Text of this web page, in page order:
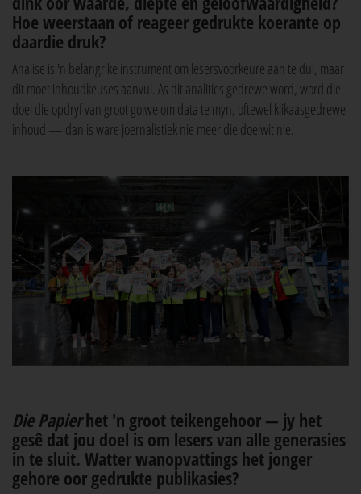
Hoe weerstaan of reageer gedrukte koerante op
daardie druk?
Analise is 'n belangrike instrument om lesersvoorkeure aan te dui, maar
dit moet inhoudkeuses aanvul. As dit analities gedrewe word, word die
doel die opdryf van groot golwe om data te myn, oftewel klikaasgedrewe
inhoud — dan is ware joernalistiek nie meer die doelwit nie.
Die Papierhet 'n groot teikengehoor — jy het
gesê dat jou doel is om lesers van alle generasies
in te sluit. Watter wanopvattings het jonger
gehore oor gedrukte publikasies?